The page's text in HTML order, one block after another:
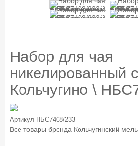
Набор для чая
никелированный
Кольчугино \
Артикул НБС7408/233
Все товары бренда Кольчугинский